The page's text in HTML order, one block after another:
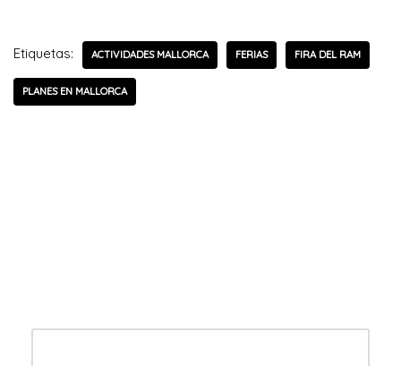
Etiquetas: ACTIVIDADES MALLORCA FERIAS FIRA DEL RAM
PLANES EN MALLORCA